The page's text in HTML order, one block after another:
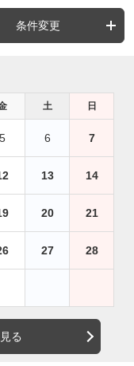
条件変更
土 日
5 6 7
13 14
20 21
27 28
る